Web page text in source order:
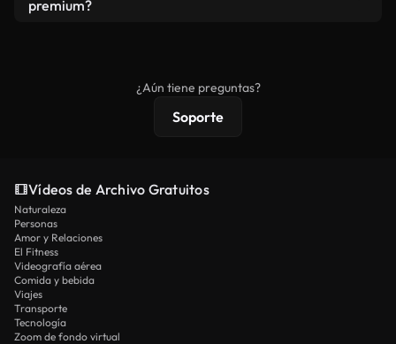
premium?
protecciones de licencia extendidas.
¿Aún tiene preguntas?
Soporte
Vídeos de Archivo Gratuitos
Naturaleza
Personas
Amor y Relaciones
El Fitness
Videografía aérea
Comida y bebida
Viajes
Transporte
Tecnología
Zoom de fondo virtual